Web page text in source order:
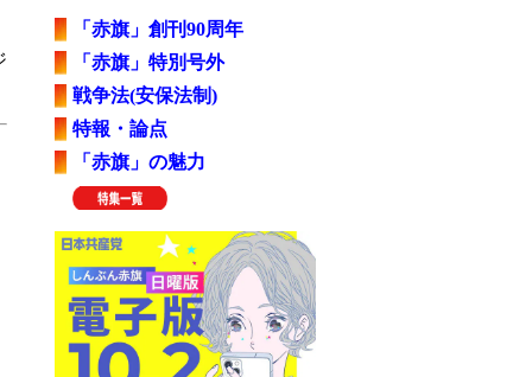
「赤旗」創刊90周年
「赤旗」特別号外
戦争法(安保法制)
特報・論点
「赤旗」の魅力